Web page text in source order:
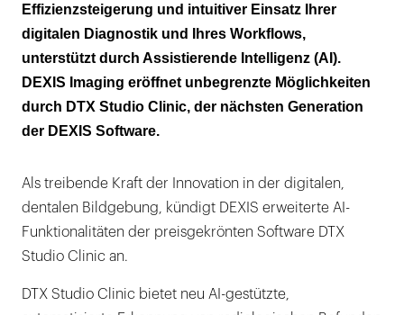
Effizienzsteigerung und intuitiver Einsatz Ihrer
digitalen Diagnostik und Ihres Workflows,
unterstützt durch Assistierende Intelligenz (AI).
DEXIS Imaging eröffnet unbegrenzte Möglichkeiten
durch DTX Studio Clinic, der nächsten Generation
der DEXIS Software.
Als treibende Kraft der Innovation in der digitalen,
dentalen Bildgebung, kündigt DEXIS erweiterte AI-
Funktionalitäten der preisgekrönten Software DTX
Studio Clinic an.
DTX Studio Clinic bietet neu AI-gestützte,